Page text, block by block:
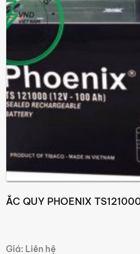
ẮC QUY PHOENIX
Giá: Liên hệ